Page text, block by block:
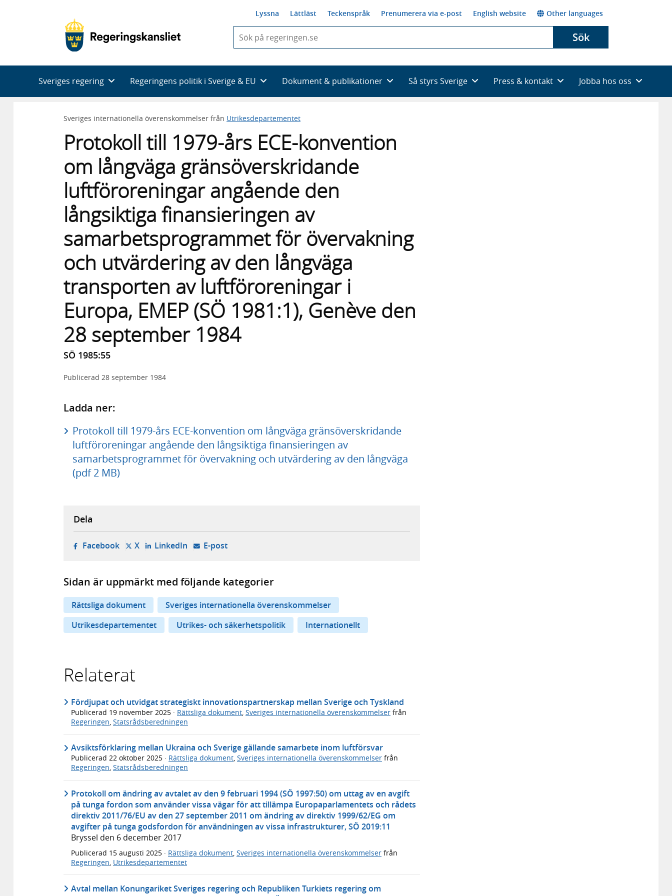
Lyssna Lättläst Teckenspråk Prenumerera via e-post English website Other languages
du
skriva
framträder
en
med
Sök
Sveriges regering Regeringens politik i Sverige & EU Dokument & publikationer Så styrs Sverige Press & kontakt Jobba hos oss
Sveriges internationella överenskommelser från Utrikesdepartementet
Protokoll till 1979-års ECE-konvention
om långväga gränsöverskridande
luftföroreningar angående den
långsiktiga finansieringen av
samarbetsprogrammet för övervakning
och utvärdering av den långväga
transporten av luftföroreningar i
Europa, EMEP (SÖ 1981:1), Genève den
28 september 1984
SÖ 1985:55
Publicerad 28 september 1984
Ladda ner:
Protokoll till 1979-års ECE-konvention om långväga gränsöverskridande
luftföroreningar angående den långsiktiga finansieringen av
samarbetsprogrammet för övervakning och utvärdering av den långväga
(pdf 2 MB)
Dela
Facebook- öppnas i ny flik, extern webbplats,
X- öppnas i ny flik, extern webbplats,
LinkedIn- öppnas i ny flik, extern webbplats,
E-post- öppnar din e-postklient,
Sidan är uppmärkt med följande kategorier
Rättsliga dokument
Sveriges internationella överenskommelser
Utrikesdepartementet
Utrikes- och säkerhetspolitik Internationellt
Relaterat
Fördjupat och utvidgat strategiskt innovationspartnerskap mellan Sverige och Tyskland
Publicerad 19 november 2025 · Rättsliga dokument Sveriges internationella överenskommelser från
Regeringen Statsrådsberedningen
Avsiktsförklaring mellan Ukraina och Sverige gällande samarbete inom luftförsvar
Publicerad 22 oktober 2025 · Rättsliga dokument, Sveriges internationella överenskommelser från
Regeringen, Statsrådsberedningen
Protokoll om ändring av avtalet av den 9 februari 1994 (SÖ 1997:50) om uttag av en avgift
på tunga fordon som använder vissa vägar för att tillämpa Europaparlamentets och rådets
direktiv 2011/76/EU av den 27 september 2011 om ändring av direktiv 1999/62/EG om
avgifter på tunga godsfordon för användningen av vissa infrastrukturer, SÖ 2019:11
Bryssel den 6 december 2017
Publicerad 15 augusti 2025 · Rättsliga dokument, Sveriges internationella överenskommelser från
Regeringen, Utrikesdepartementet
Avtal mellan Konungariket Sveriges regering och Republiken Turkiets regering om